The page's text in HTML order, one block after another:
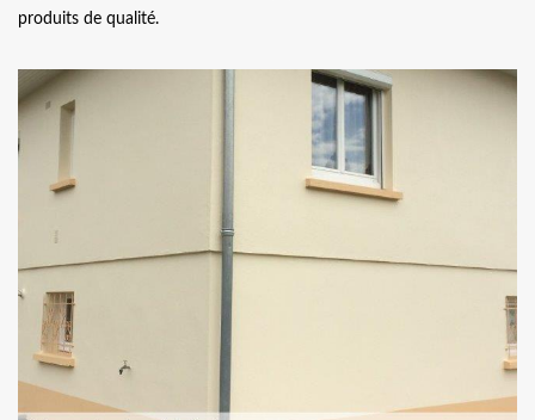
produits de qualité.